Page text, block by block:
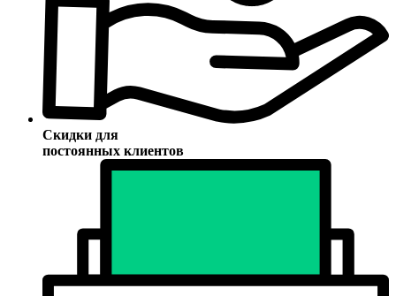
Скидки для
постоянных клиентов